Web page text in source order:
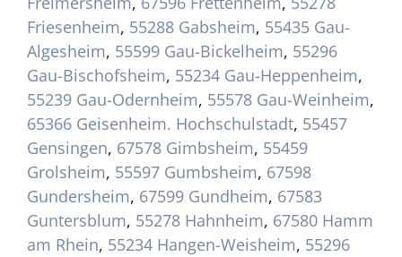
Friesenheim, 55288 Gabsheim, 55435 Gau-
Algesheim, 55599 Gau-Bickelheim, 55296
Gau-Bischofsheim, 55234 Gau-Heppenheim,
55239 Gau-Odernheim, 55578 Gau-Weinheim,
65366 Geisenheim. Hochschulstadt, 55457
Gensingen, 67578 Gimbsheim, 55459
Grolsheim, 55597 Gumbsheim, 67598
Gundersheim, 67599 Gundheim, 67583
Guntersblum, 55278 Hahnheim, 67580 Hamm
am Rhein, 55234 Hangen-Weisheim, 55296